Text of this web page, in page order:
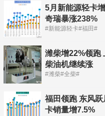
5月新能源轻卡
奇瑞暴涨238%
#新能源轻卡#福田#
潍柴增22%领跑
柴油机继续涨
#潍柴#全柴#
福田领跑 东风
卡销量增7.5%